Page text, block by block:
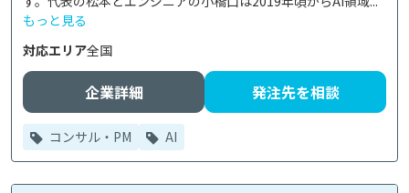
もっと見る
対応エリア全国
企業詳細 発注先を相談
コンサル・PM AI